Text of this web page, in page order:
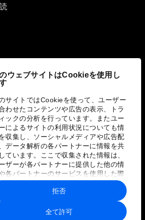
ウェブサイトはCookieを使用し
サイトではCookieを使って、ユーザー
わせたコンテンツや広告の表示、トラ
ックの分析を行っています。またユー
によるサイトの利用状況についても情
収集し、ソーシャルメディアや広告配
データ解析の各パートナーに情報を共
ています。ここで収集された情報は、
ザーが各パートナーに提供した他の情
各パートナーのサービスを使用した際
集された情報と組み合わされ、各パー
ーによって使用されることがありま
全て許可
拒否
の取り組み
バシーポリシーと利用規約
サイトマップ